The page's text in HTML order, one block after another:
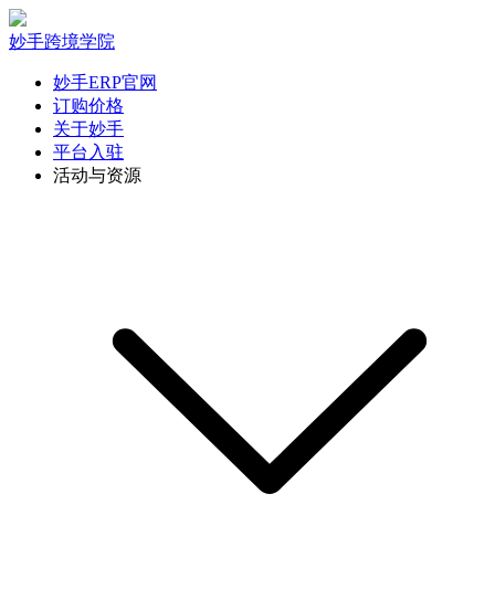
妙手跨境学院
妙手ERP官网
订购价格
关于妙手
平台入驻
活动与资源